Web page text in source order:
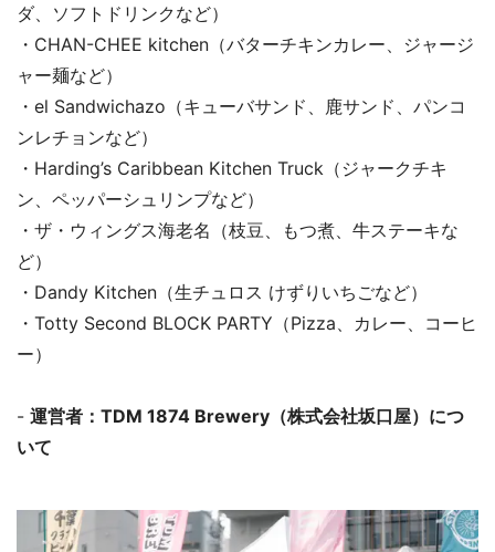
ダ、ソフトドリンクなど）
・CHAN-CHEE kitchen（バターチキンカレー、ジャージ
ャー麺など）
・el Sandwichazo（キューバサンド、鹿サンド、パンコ
ンレチョンなど）
・Harding’s Caribbean Kitchen Truck（ジャークチキ
ン、ペッパーシュリンプなど）
・ザ・ウィングス海老名（枝豆、もつ煮、牛ステーキな
ど）
・Dandy Kitchen（生チュロス けずりいちごなど）
・Totty Second BLOCK PARTY（Pizza、カレー、コーヒ
ー）
- 運営者：TDM 1874 Brewery（株式会社坂口屋）につ
いて